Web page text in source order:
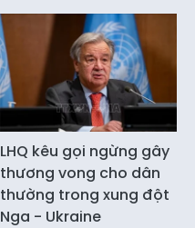
LHQ kêu gọi ngừng gây
thương vong cho dân
thường trong xung đột
Nga - Ukraine